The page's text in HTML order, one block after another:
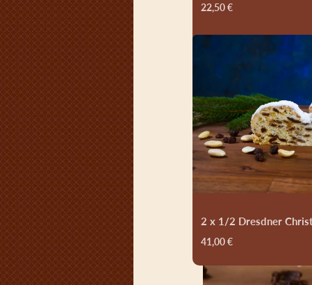
22,50 €
2 x 1/2 Dresdner
41,00 €